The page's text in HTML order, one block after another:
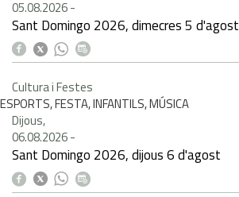
05.08.2026-
Sant Domingo 2026, dimecres 5 d'agost
Cultura i Festes
ESPORTS, FESTA, INFANTILS, MÚSICA
Dijous,
06.08.2026-
Sant Domingo 2026, dijous 6 d'agost